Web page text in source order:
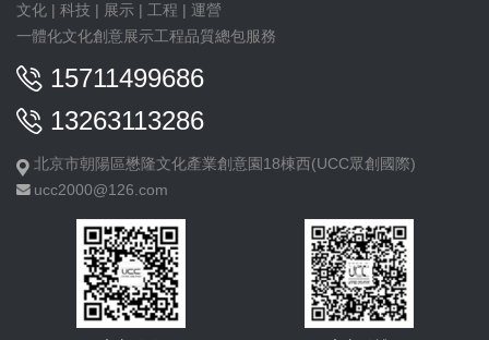
文化 | 科技 | 展示 | 工程 | 運營
一體化文化創意展示工程品質總包服務
15711499686
13263113286
北京市朝陽區懋隆文化產業創意園18棟西(UCC眾創國際)
ucc2000@126.com